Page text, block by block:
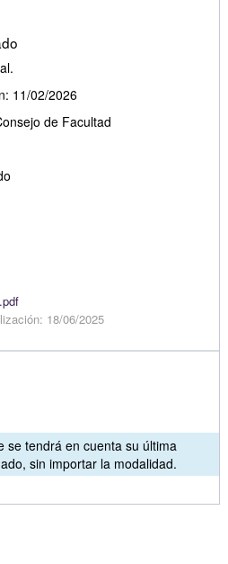
11/02/2026
de Facultad
18/06/2025
se tendrá en cuenta su última
sin importar la modalidad.